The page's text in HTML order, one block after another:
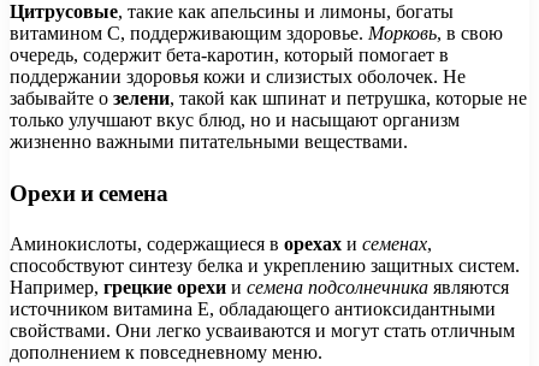
Цитрусовые, такие как апельсины и лимоны, богаты
витамином C, поддерживающим здоровье. Морковь, в свою
очередь, содержит бета-каротин, который помогает в
поддержании здоровья кожи и слизистых оболочек. Не
забывайте о зелени, такой как шпинат и петрушка, которые не
только улучшают вкус блюд, но и насыщают организм
жизненно важными питательными веществами.
Орехи и семена
Аминокислоты, содержащиеся в орехах и семенах,
способствуют синтезу белка и укреплению защитных систем.
Например, грецкие орехи и семена подсолнечника являются
источником витамина E, обладающего антиоксидантными
свойствами. Они легко усваиваются и могут стать отличным
дополнением к повседневному меню.